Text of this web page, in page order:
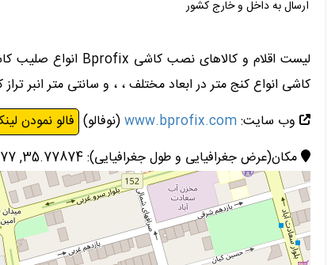
ارسال به داخل و خارج کشور
کاشی انواع کنج متر در ابعاد مختلف ، ، و سانتی متر انبر تراز کننده پلاستیکی و فلزی قاپک کاشی گونیا
وب سایت:www.bprofix.com(نوفالو) فالو نمودن
مکان(عرض جغرافیایی و طول جغرافیایی): 35.77874, 51.362377